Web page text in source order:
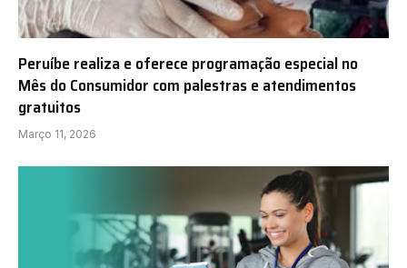
Peruíbe realiza e oferece programação especial no
Mês do Consumidor com palestras e atendimentos
gratuitos
Março 11, 2026